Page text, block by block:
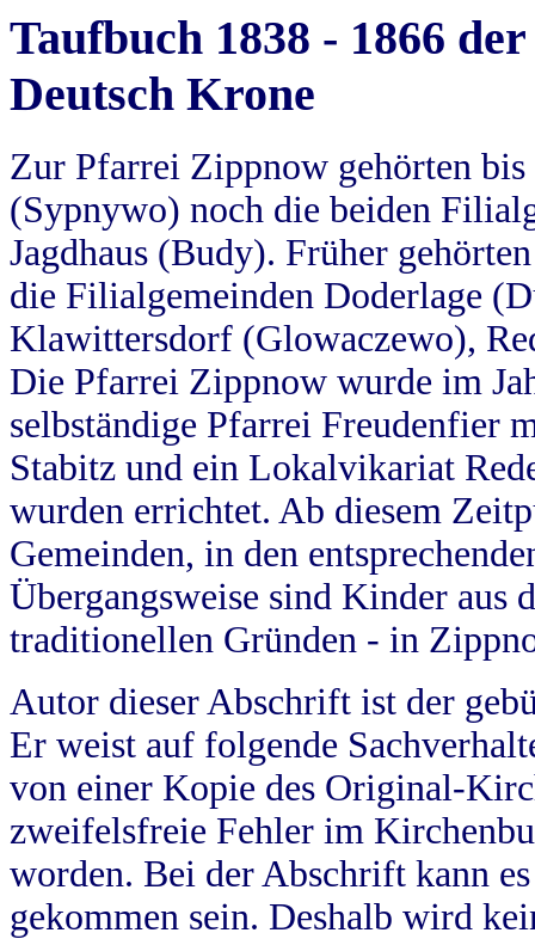
Taufbuch 1838 - 1866
Deutsch Krone
Zur Pfarrei Zippnow gehörten
(Sypnywo) noch die beiden
Jagdhaus (Budy). Früher
die Filialgemeinden Doderlage
Klawittersdorf (Glowaczewo),
Die Pfarrei Zippnow wurde im
selbständige Pfarrei Freudenfier
Stabitz und ein Lokalvikariat
wurden errichtet. Ab diesem
Gemeinden, in den
Übergangsweise sind Kinder aus
traditionellen Gründen - in
Autor dieser Abschrift ist der
Er weist auf folgende
von einer Kopie des Original-
zweifelsfreie Fehler im
worden. Bei der Abschrift kann
gekommen sein. Deshalb wird